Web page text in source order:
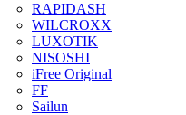
RAPIDASH
WILCROXX
LUXOTIK
NISOSHI
iFree Original
FF
Sailun